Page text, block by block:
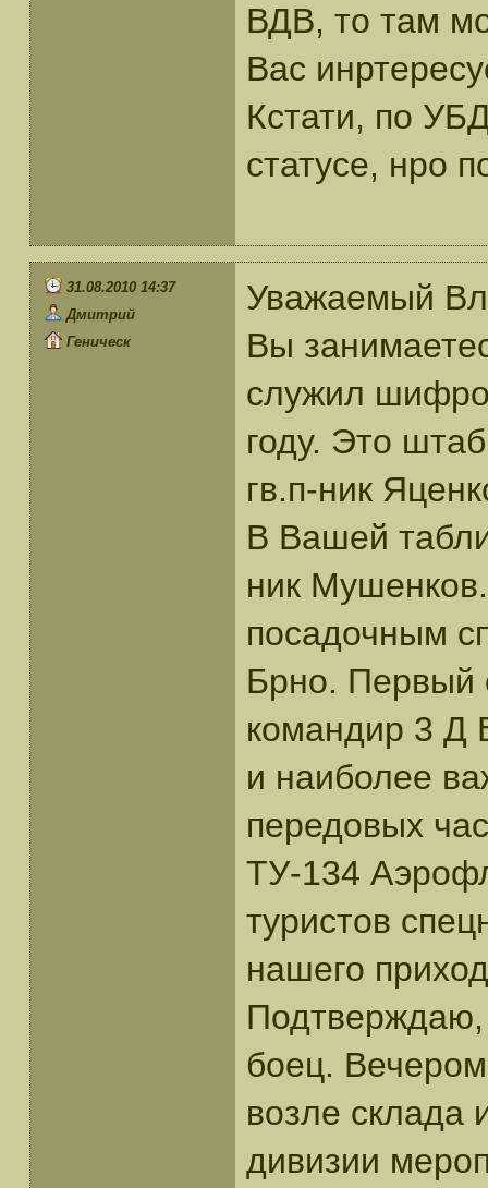
ВДВ, то там
Вас
Кстати, по
статусе, нро
31.08.2010 14:37
Дмитрий
Геническ
Уважаемый
Вы
служил
году. Это
гв.п-ник
В Вашей
ник
посадочным
Брно. Первый
командир 3 Д
и наиболее
передовых
ТУ-134
туристов
нашего
Подтверждаю,
боец.
возле
дивизии